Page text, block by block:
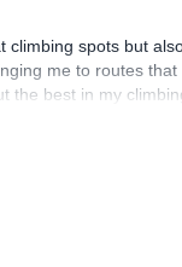
climbing spots but
me to routes that
the best in my
I had and I would